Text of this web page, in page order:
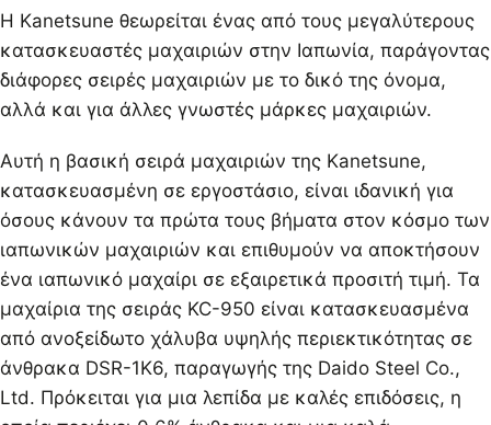
Η Kanetsune θεωρείται ένας από τους μεγαλύτερους
κατασκευαστές μαχαιριών στην Ιαπωνία, παράγοντας
διάφορες σειρές μαχαιριών με το δικό της όνομα,
αλλά και για άλλες γνωστές μάρκες μαχαιριών.
Αυτή η βασική σειρά μαχαιριών της Kanetsune,
κατασκευασμένη σε εργοστάσιο, είναι ιδανική για
όσους κάνουν τα πρώτα τους βήματα στον κόσμο των
ιαπωνικών μαχαιριών και επιθυμούν να αποκτήσουν
ένα ιαπωνικό μαχαίρι σε εξαιρετικά προσιτή τιμή. Τα
μαχαίρια της σειράς KC-950 είναι κατασκευασμένα
από ανοξείδωτο χάλυβα υψηλής περιεκτικότητας σε
άνθρακα DSR-1K6, παραγωγής της Daido Steel Co.,
Ltd. Πρόκειται για μια λεπίδα με καλές επιδόσεις, η